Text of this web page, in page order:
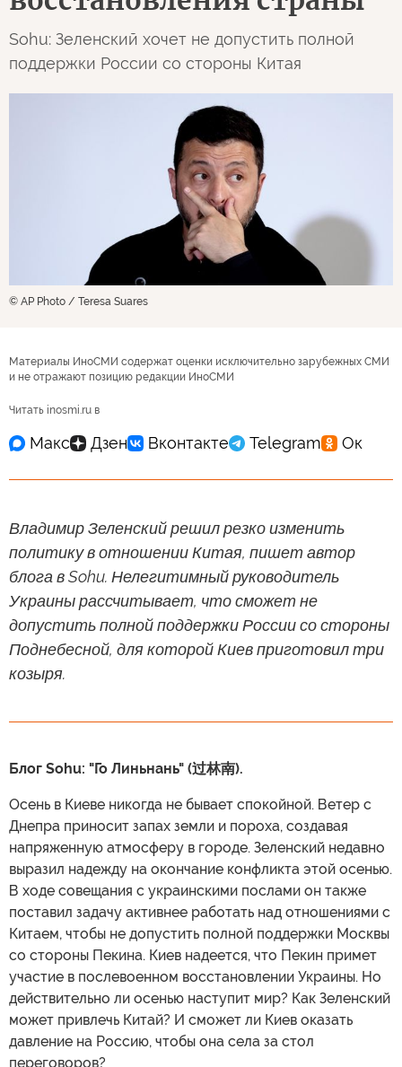
Sohu: Зеленский хочет не допустить полной
поддержки России со стороны Китая
© AP Photo / Teresa Suares
Материалы ИноСМИ содержат оценки исключительно зарубежных СМИ
и не отражают позицию редакции ИноСМИ
Читать inosmi.ru в
Владимир Зеленский решил резко изменить
политику в отношении Китая, пишет автор
блога в Sohu. Нелегитимный руководитель
Украины рассчитывает, что сможет не
допустить полной поддержки России со стороны
Поднебесной, для которой Киев приготовил три
козыря.
Блог Sohu: "Го Линьнань" (过林南).
Осень в Киеве никогда не бывает спокойной. Ветер с
Днепра приносит запах земли и пороха, создавая
напряженную атмосферу в городе. Зеленский недавно
выразил надежду на окончание конфликта этой осенью.
В ходе совещания с украинскими послами он также
поставил задачу активнее работать над отношениями с
Китаем, чтобы не допустить полной поддержки Москвы
со стороны Пекина. Киев надеется, что Пекин примет
участие в послевоенном восстановлении Украины. Но
действительно ли осенью наступит мир? Как Зеленский
может привлечь Китай? И сможет ли Киев оказать
давление на Россию, чтобы она села за стол
переговоров?